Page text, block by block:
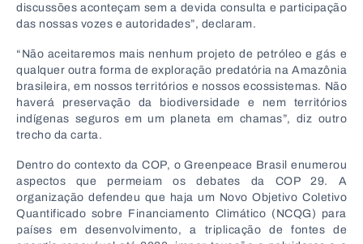
discussões aconteçam sem a devida consulta e participação
das nossas vozes e autoridades”, declaram.
“Não aceitaremos mais nenhum projeto de petróleo e gás e
qualquer outra forma de exploração predatória na Amazônia
brasileira, em nossos territórios e nossos ecossistemas. Não
haverá preservação da biodiversidade e nem territórios
indígenas seguros em um planeta em chamas”, diz outro
trecho da carta.
Dentro do contexto da COP, o Greenpeace Brasil enumerou
aspectos que permeiam os debates da COP 29. A
organização defendeu que haja um Novo Objetivo Coletivo
Quantificado sobre Financiamento Climático (NCQG) para
países em desenvolvimento, a triplicação de fontes de